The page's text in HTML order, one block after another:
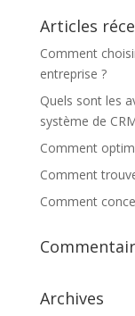
Articles
Comment
entreprise ?
Quels sont les
système de
Comment
Comment
Comment
Archives